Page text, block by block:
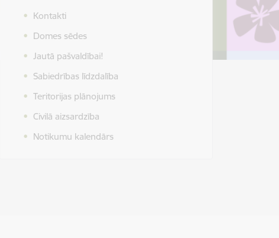
Kontakti
Domes sēdes
Jautā pašvaldībai!
Sabiedrības līdzdalība
Teritorijas plānojums
Civilā aizsardzība
Notikumu kalendārs